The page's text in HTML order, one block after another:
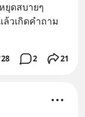
ยุดสบายๆ
วเกิดคำถาม
28 2 21